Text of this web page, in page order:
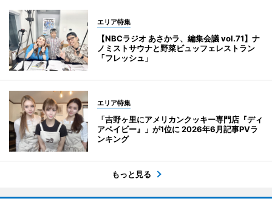
エリア特集
【NBCラジオ あさかラ、編集会議 vol.71】ナ
ノミストサウナと野菜ビュッフェレストラン
「フレッシュ」
エリア特集
「吉野ヶ里にアメリカンクッキー専門店『ディ
アベイビー』」が1位に 2026年6月記事PVラ
ンキング
もっと見る